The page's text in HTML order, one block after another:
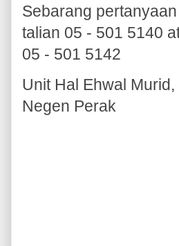
Sebarang
talian 05 - 501 5140
05 - 501 5142
Unit Hal Ehwal
Negen Perak